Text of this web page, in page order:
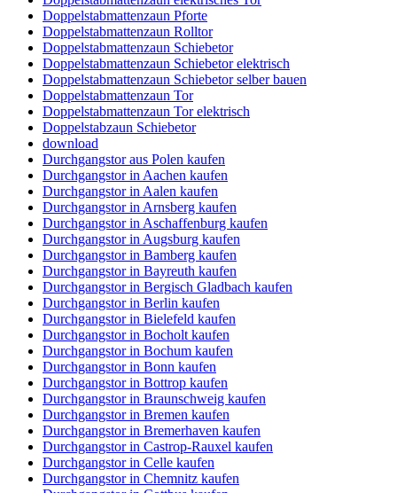
Doppelstabmattenzaun Pforte
Doppelstabmattenzaun Rolltor
Doppelstabmattenzaun Schiebetor
Doppelstabmattenzaun Schiebetor elektrisch
Doppelstabmattenzaun Schiebetor selber bauen
Doppelstabmattenzaun Tor
Doppelstabmattenzaun Tor elektrisch
Doppelstabzaun Schiebetor
download
Durchgangstor aus Polen kaufen
Durchgangstor in Aachen kaufen
Durchgangstor in Aalen kaufen
Durchgangstor in Arnsberg kaufen
Durchgangstor in Aschaffenburg kaufen
Durchgangstor in Augsburg kaufen
Durchgangstor in Bamberg kaufen
Durchgangstor in Bayreuth kaufen
Durchgangstor in Bergisch Gladbach kaufen
Durchgangstor in Berlin kaufen
Durchgangstor in Bielefeld kaufen
Durchgangstor in Bocholt kaufen
Durchgangstor in Bochum kaufen
Durchgangstor in Bonn kaufen
Durchgangstor in Bottrop kaufen
Durchgangstor in Braunschweig kaufen
Durchgangstor in Bremen kaufen
Durchgangstor in Bremerhaven kaufen
Durchgangstor in Castrop-Rauxel kaufen
Durchgangstor in Celle kaufen
Durchgangstor in Chemnitz kaufen